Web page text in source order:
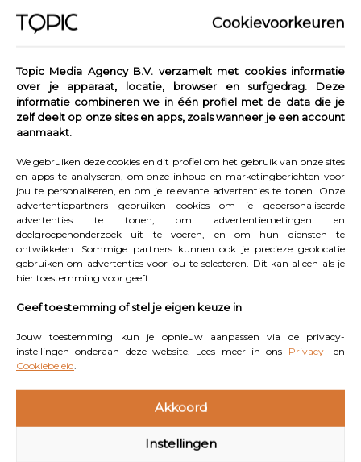
Cookievoorkeuren
Topic Media Agency B.V. verzamelt met cookies informatie
over je apparaat, locatie, browser en surfgedrag. Deze
informatie combineren we in één profiel met de data die je
zelf deelt op onze sites en apps, zoals wanneer je een account
aanmaakt.
We gebruiken deze cookies en dit profiel om het gebruik van onze sites
en apps te analyseren, om onze inhoud en marketingberichten voor
jou te personaliseren, en om je relevante advertenties te tonen. Onze
advertentiepartners gebruiken cookies om je gepersonaliseerde
advertenties te tonen, om advertentiemetingen en
doelgroepenonderzoek uit te voeren, en om hun diensten te
ontwikkelen. Sommige partners kunnen ook je precieze geolocatie
gebruiken om advertenties voor jou te selecteren. Dit kan alleen als je
hier toestemming voor geeft.
Geef toestemming of stel je eigen keuze in
Jouw toestemming kun je opnieuw aanpassen via de privacy-
instellingen onderaan deze website. Lees meer in ons Privacy- en
Cookiebeleid
Akkoord
Instellingen
Maak een plan, zeker voor de eerste week. Die is vaak
ontwenningsverschijnselen na twee weken grotendeels
verdwenen.’ En wie ineens sterke trek krijgt, hoeft niet
meteen te denken dat het misgaat. Claire: ‘Trek in een
sigaret is meestal maar drie minuten heel intens. Leid
jezelf dan even af: ruim iets op, ga wandelen, of speel
een spelletje. Daarna zakt het vaak alweer.’
Motivatie vasthouden
Het helpt om vooraf goed na te denken waarom je wilt
stoppen. ‘Schrijf je motivatie op en hang die ergens
na over wat je in plaats van roken wilt doen op vaste
momenten.’ Wie extra ondersteuning wil, kan terecht op
ikstopnu.nl. ‘Begeleiding vergroot je kans op gestopt
paar telefoongesprekken, of intensiever: precies wat bij
lang op zich wachten. ‘Je gezondheid verbetert snel, je